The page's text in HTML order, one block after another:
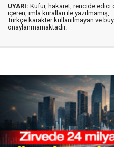
UYARI: Küfür, hakaret, rencide edici
içeren, imla kuralları ile yazılmamış,
Türkçe karakter kullanılmayan ve
onaylanmamaktadır.